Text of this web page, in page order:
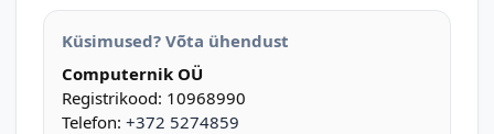
Küsimused? Võta ühendust
Computernik OÜ
Registrikood: 10968990
Telefon: +372 5274859